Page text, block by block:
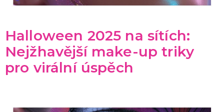
Halloween 2025 na sítích:
Nejžhavější make-up triky
pro virální úspěch